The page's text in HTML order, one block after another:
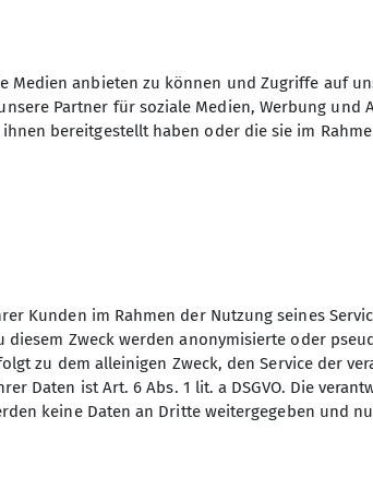
Sektion
Müllerstr. 14
anbieten zu können und Zugriffe auf
Partner für soziale Medien, Werbung und
bereitgestellt haben oder die sie im
Kunden im Rahmen der Nutzung seines
Zweck werden anonymisierte oder
zu dem alleinigen Zweck, den Service der
Daten ist Art. 6 Abs. 1 lit. a DSGVO. Die
keine Daten an Dritte weitergegeben und